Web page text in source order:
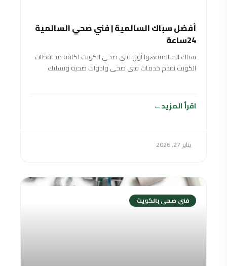
أفضل سباك السالمية | فني صحي السالمية
24ساعة
سباك السالميةهوا أول فني صحي الكويت لكافة محافظات
الكويت نقدم خدمات فنى صحى وادوات صحية وتسليك
اقرأ المزيد
يناير 27, 2026
فنى صحى بالكويت